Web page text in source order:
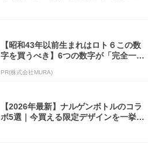
【昭和43年以前生まれはロト６この数
字を買うべき】6つの数字が「完全一
PR(株式会社MURA)
【2026年最新】ナルゲンボトルのコラ
ボ5選｜今買える限定デザインを一挙紹